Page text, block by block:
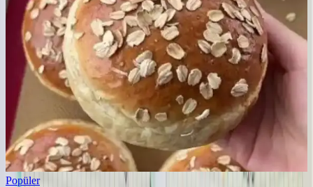
Popüler